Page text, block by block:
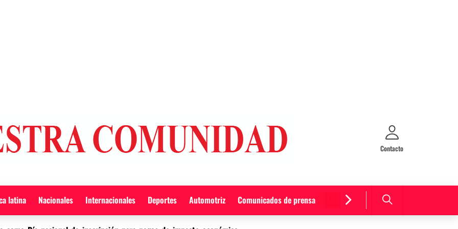
Contacto
latina Nacionales Internacionales Deportes Automotriz Comunicados de prensa Cultura y entretenimiento